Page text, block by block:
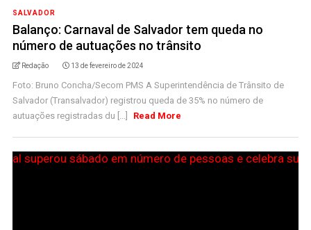
SALVADOR
Balanço: Carnaval de Salvador tem queda no
número de autuações no trânsito
Redação 13 de fevereiro de 2024
Foto: Bruno Concha/Secom PMS A Superintendência de Trânsito de
Salvador (Transalvador) registrou queda de 35% no número de
autuações registradas du [...]
Read More